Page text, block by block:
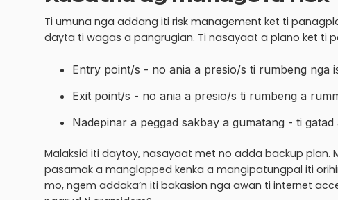
Ti umuna nga addang iti risk management ket ti
dayta ti wagas a pangrugian. Ti nasayaat a plano ket ti
Entry point/s - no ania a presio/s ti rumbeng nga
Exit point/s - no ania a presio/s ti rumbeng a
Nadepinar a peggad sakbay a gumatang - ti
Malaksid iti daytoy, nasayaat met no adda backup
pasamak a manglapped kenka a mangipatungpal iti
mo, ngem addaka’n iti bakasion nga awan ti internet